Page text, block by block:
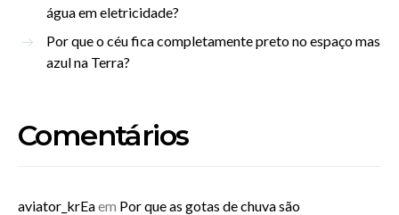
água em eletricidade?
Por que o céu fica completamente preto no espaço mas
azul na Terra?
Comentários
aviator_krEaem Por que as gotas de chuva são